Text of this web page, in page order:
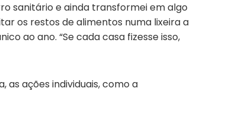
sanitário e ainda transformei em algo
os restos de alimentos numa lixeira a
ao ano. “Se cada casa fizesse isso,
as ações individuais, como a